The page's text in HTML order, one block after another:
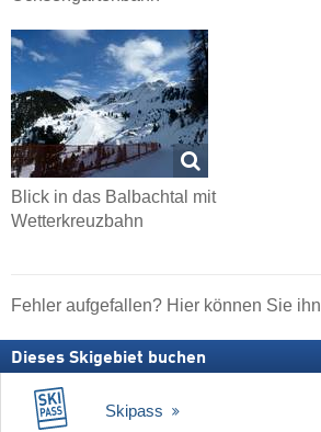
Blick in das Balbachtal mit
Wetterkreuzbahn
Fehler aufgefallen? Hier können Sie ihn
Dieses Skigebiet buchen
Skipass